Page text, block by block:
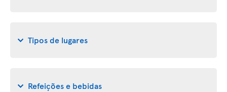
Tipos de lugares
Refeições e bebidas